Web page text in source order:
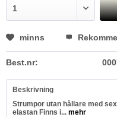
minns
Best.nr:
Beskrivning
Strumpor utan hållare med
elastan Finns i... mehr